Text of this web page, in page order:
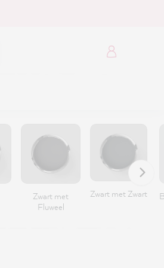
Zwart met
Fluweel
Zwart met Zwart